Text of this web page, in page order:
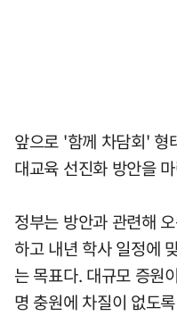
앞으로 '함께 차담회' 형
대교육 선진화 방안을
정부는 방안과 관련해
하고 내년 학사 일정에
는 목표다. 대규모 증원
명 충원에 차질이 없도